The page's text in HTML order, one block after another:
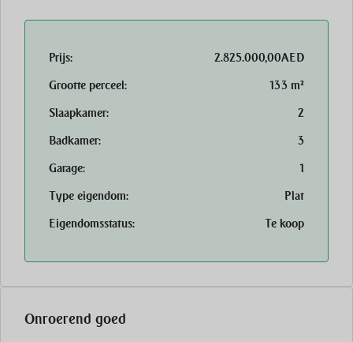
Prijs:
2.825.000,00AED
Grootte perceel:
133 m²
Slaapkamer:
2
Badkamer:
3
Garage:
1
Type eigendom:
Plat
Eigendomsstatus:
Te koop
Onroerend goed